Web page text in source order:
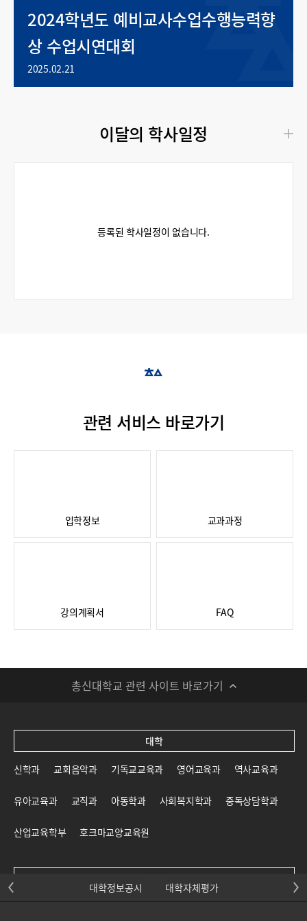
2024학년도 예비교사수업수행능력향
상 수업시연대회
2025.02.21
이달의 학사일정
등록된 학사일정이 없습니다.
관련 서비스 바로가기
입학정보 교과과정
강의계획서 FAQ
총신대학교 관련 사이트 바로가기
대학
신학과 교회음악과 기독교교육과 영어교육과 역사교육과
유아교육과 교직과 아동학과 사회복지학과 중독상담학과
산업교육학부 호크마교양교육원
대학정보공시 대학자체평가